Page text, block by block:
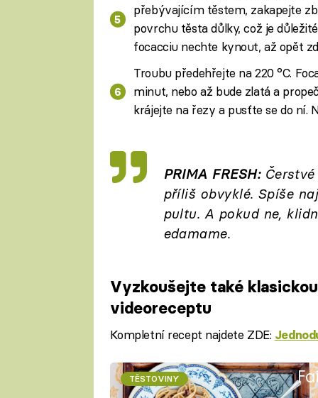
přebývajícím těstem, zakapejte
povrchu těsta důlky, což je
focacciu nechte kynout, až opět
Troubu předehřejte na 220 °C.
minut, nebo až bude zlatá a
krájejte na řezy a pusťte se do ní.
PRIMA FRESH:Čerstvé
příliš obvyklé. Spíše
pultu. A pokud ne,
edamame.
Vyzkoušejte také
videoreceptu
Kompletní recept najdete ZDE:
TĚSTOVINY